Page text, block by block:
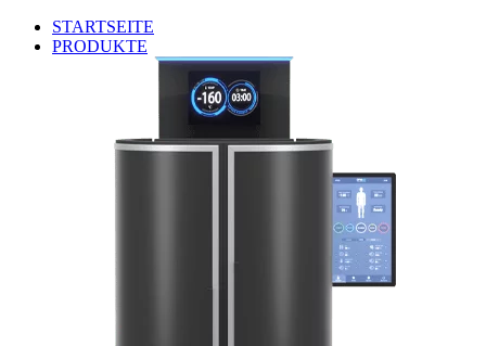
STARTSEITE
PRODUKTE